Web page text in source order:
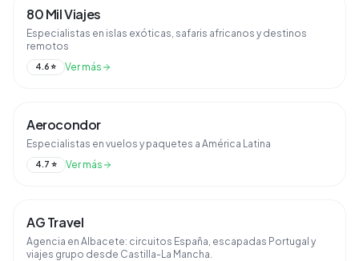
80 Mil Viajes
Especialistas en islas exóticas, safaris africanos y destinos
remotos
4.6⭐ Ver más
Aerocondor
Especialistas en vuelos y paquetes a América Latina
4.7 ⭐ Ver más
AG Travel
Agencia en Albacete: circuitos España, escapadas Portugal y
viajes grupo desde Castilla-La Mancha.